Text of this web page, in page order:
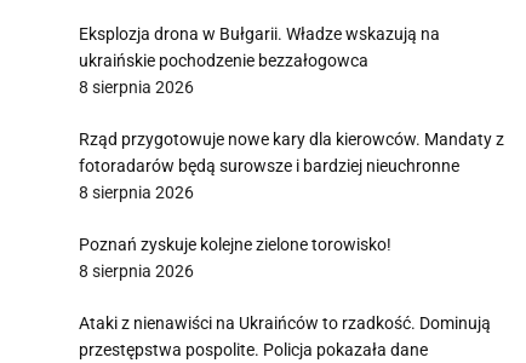
Eksplozja drona w Bułgarii. Władze wskazują na
ukraińskie pochodzenie bezzałogowca
8 sierpnia 2026
Rząd przygotowuje nowe kary dla kierowców. Mandaty z
fotoradarów będą surowsze i bardziej nieuchronne
8 sierpnia 2026
Poznań zyskuje kolejne zielone torowisko!
8 sierpnia 2026
Ataki z nienawiści na Ukraińców to rzadkość. Dominują
przestępstwa pospolite. Policja pokazała dane